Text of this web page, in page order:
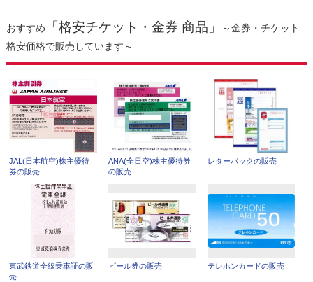
おすすめ 「格安チケット・金券 商品」
～金券・チケット
格安価格で販売しています～
JAL(日本航空)株主優待
券の販売
ANA(全日空)株主優待券
の販売
レターパックの販売
東武鉄道全線乗車証の販
売
ビール券の販売 テレホンカードの販売